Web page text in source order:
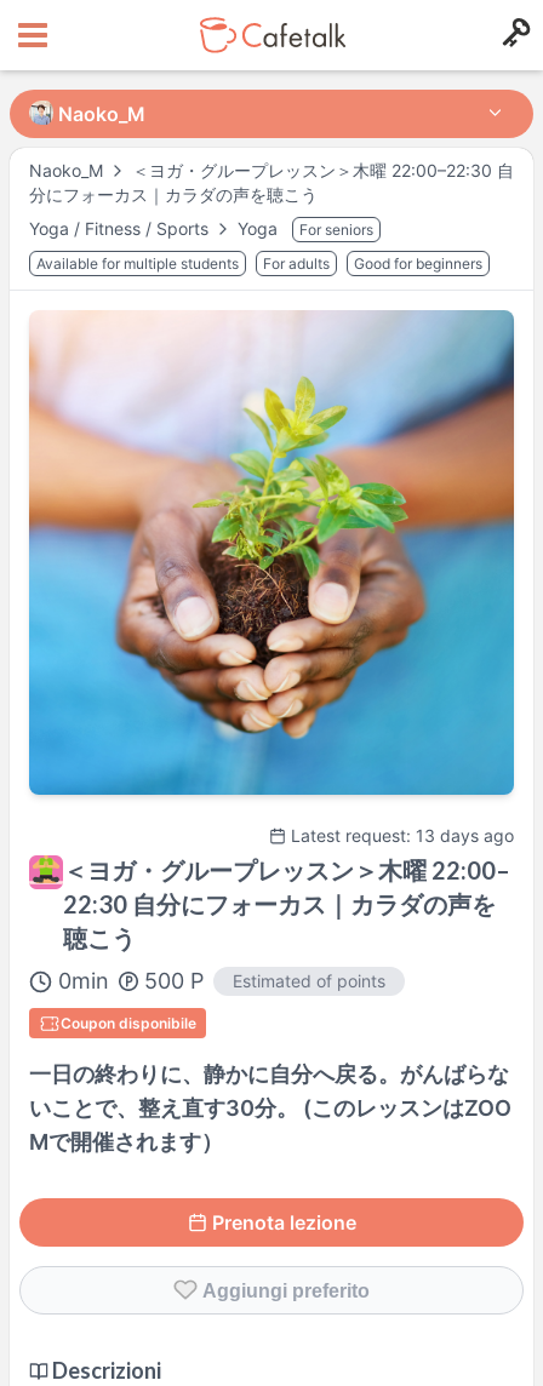
Naoko_M
＜ヨガ・グループレッスン＞木曜 22:00–22:30 自
分にフォーカス｜カラダの声を聴こう
Yoga / Fitness / Sports
Yoga
For seniors
Available for multiple students
For adults Good for beginners
Latest request: 13 days ago
＜ヨガ・グループレッスン＞木曜 22:00–
22:30 自分にフォーカス｜カラダの声を
聴こう
0min 500 P Estimated of points
Coupon disponibile
一日の終わりに、静かに自分へ戻る。がんばらな
いことで、整え直す30分。 (このレッスンはZOO
Mで開催されます）
Prenota lezione
Aggiungi preferito
Descrizioni
Naoko_M
Naoko_M
from in
145 68
Orari disponibili
08:00 –
Actual availability may differ. Please check when you make a request.
Asia/Tokyo
Profilo